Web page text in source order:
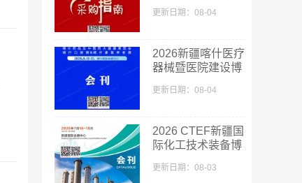
更新日期：08-04
2026新疆喀什医疗
器械暨医院建设博
中医药大健康博览
更新日期：08-04
2026 CTEF新疆国
际化工技术装备博
工展参展商名录
更新日期：08-03